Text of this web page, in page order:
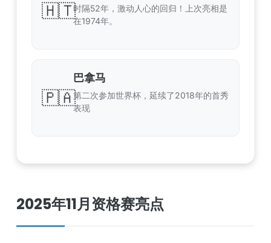
🇭🇹时隔52年，激动人心的回归！上次亮相是
在1974年。
🇵🇦
巴拿马
第二次参加世界杯，延续了2018年的首秀
表现
2025年11月资格赛亮点